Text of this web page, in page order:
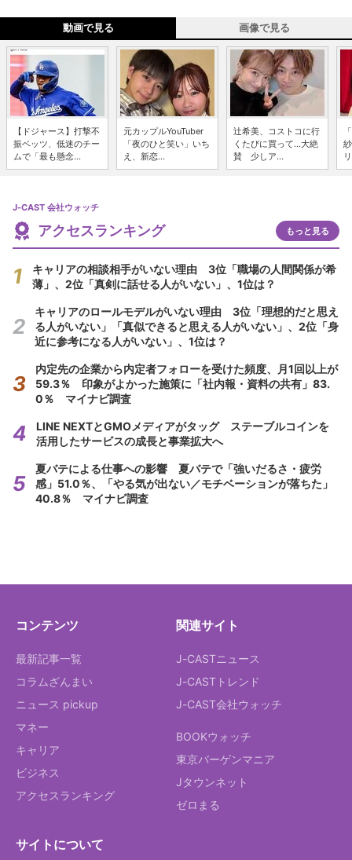
動画で見る 画像で見る
【ドジャース】打撃不
振ベッツ、低迷のチー
ムで「最も懸念...
元カップルYouTuber
「夜のひと笑い」いち
え、新恋...
辻希美、コストコに行
くたびに買って...大絶
賛 少しア...
J-CAST 会社ウォッチ
アクセスランキング もっと見る
キャリアの相談相手がいない理由 3位「職場の人間関係が希
薄」、2位「真剣に話せる人がいない」、1位は？
キャリアのロールモデルがいない理由 3位「理想的だと思え
る人がいない」「真似できると思える人がいない」、2位「身
近に参考になる人がいない」、1位は？
内定先の企業から内定者フォローを受けた頻度、月1回以上が
59.3％ 印象がよかった施策に「社内報・資料の共有」83.
0％ マイナビ調査
LINE NEXTとGMOメディアがタッグ ステーブルコインを
活用したサービスの成長と事業拡大へ
夏バテによる仕事への影響 夏バテで「強いだるさ・疲労
感」51.0％、「やる気が出ない／モチベーションが落ちた」
40.8％ マイナビ調査
コンテンツ
最新記事一覧
コラムざんまい
ニュース pickup
マネー
キャリア
ビジネス
アクセスランキング
関連サイト
J-CASTニュース
J-CASTトレンド
J-CAST会社ウォッチ
BOOKウォッチ
東京バーゲンマニア
Jタウンネット
ゼロまる
サイトについて